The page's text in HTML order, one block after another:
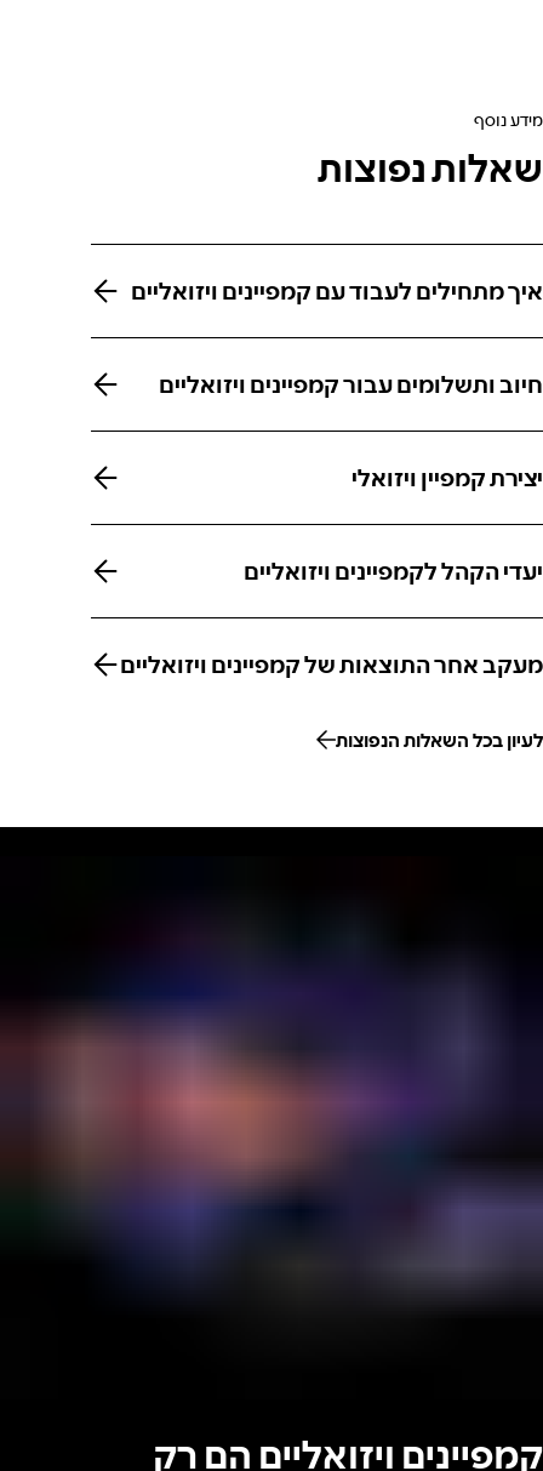
מידע נוסף
שאלות נפוצות
איך מתחילים לעבוד עם קמפיינים ויזואליים
איך מתחילים לעבוד עם קמפיינים ויזואליים
חיוב ותשלומים עבור קמפיינים ויזואליים
חיוב ותשלומים עבור קמפיינים ויזואליים
יצירת קמפיין ויזואלי
יצירת קמפיין ויזואלי
יעדי הקהל לקמפיינים ויזואליים
יעדי הקהל לקמפיינים ויזואליים
מעקב אחר התוצאות של קמפיינים ויזואליים
מעקב אחר התוצאות של קמפיינים ויזואליים
לעיון בכל השאלות הנפוצות
קמפיינים ויזואליים הם רק